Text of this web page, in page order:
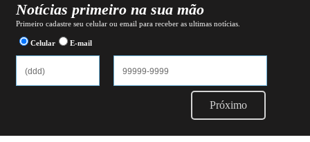
Notícias primeiro na sua mão
Primeiro cadastre seu celular ou email para receber as ultimas notícias.
Celular E-mail
Próximo